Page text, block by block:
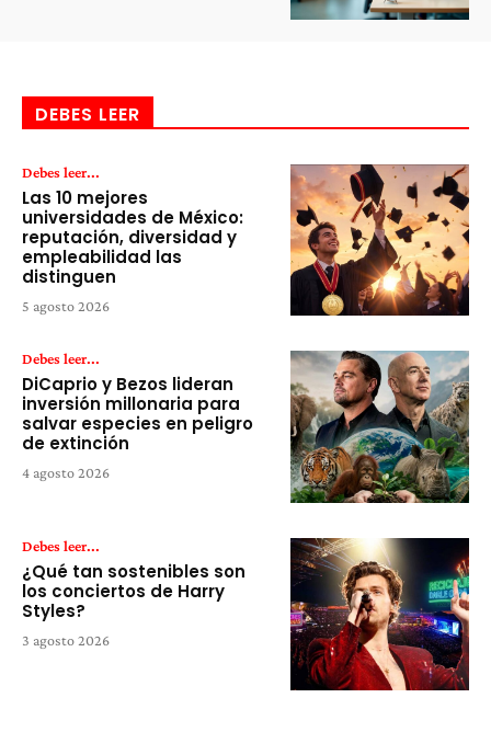
DEBES LEER
Debes leer...
Las 10 mejores
universidades de México:
reputación, diversidad y
empleabilidad las
distinguen
5 agosto 2026
Debes leer...
DiCaprio y Bezos lideran
inversión millonaria para
salvar especies en peligro
de extinción
4 agosto 2026
Debes leer...
¿Qué tan sostenibles son
los conciertos de Harry
Styles?
3 agosto 2026